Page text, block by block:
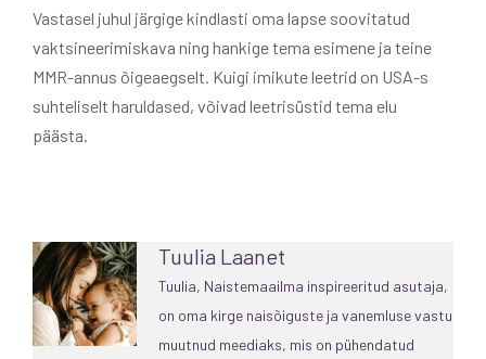
Vastasel juhul järgige kindlasti oma lapse soovitatud
vaktsineerimiskava ning hankige tema esimene ja teine ​​
MMR-annus õigeaegselt. Kuigi imikute leetrid on USA-s
suhteliselt haruldased, võivad leetrisüstid tema elu
päästa.
Tuulia Laanet
Tuulia, Naistemaailma inspireeritud asutaja,
on oma kirge naisõiguste ja vanemluse vastu
muutnud meediaks, mis on pühendatud